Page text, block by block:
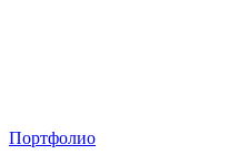
Портфолио